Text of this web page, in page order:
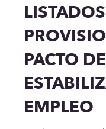
LISTADOS
PACTO DE
EMPLEO